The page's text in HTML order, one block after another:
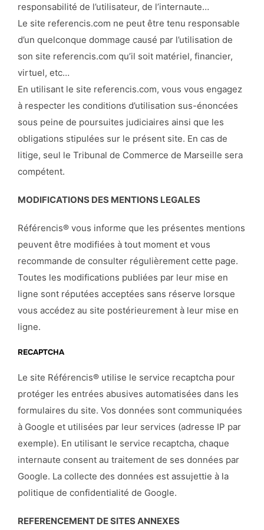
responsabilité de l’utilisateur, de l’internaute…
Le site referencis.com ne peut être tenu responsable
d’un quelconque dommage causé par l’utilisation de
son site referencis.com qu’il soit matériel, financier,
virtuel, etc…
En utilisant le site referencis.com, vous vous engagez
à respecter les conditions d’utilisation sus-énoncées
sous peine de poursuites judiciaires ainsi que les
obligations stipulées sur le présent site. En cas de
litige, seul le Tribunal de Commerce de Marseille sera
compétent.
MODIFICATIONS DES MENTIONS LEGALES
Référencis® vous informe que les présentes mentions
peuvent être modifiées à tout moment et vous
recommande de consulter régulièrement cette page.
Toutes les modifications publiées par leur mise en
ligne sont réputées acceptées sans réserve lorsque
vous accédez au site postérieurement à leur mise en
ligne.
RECAPTCHA
Le site Référencis® utilise le service recaptcha pour
protéger les entrées abusives automatisées dans les
formulaires du site. Vos données sont communiquées
à Google et utilisées par leur services (adresse IP par
exemple). En utilisant le service recaptcha, chaque
internaute consent au traitement de ses données par
Google. La collecte des données est assujettie à la
politique de confidentialité de Google.
REFERENCEMENT DE SITES ANNEXES